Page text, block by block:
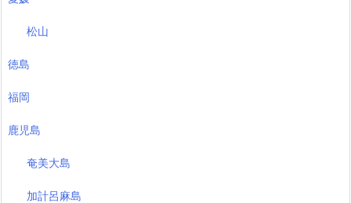
松山
徳島
福岡
鹿児島
奄美大島
加計呂麻島